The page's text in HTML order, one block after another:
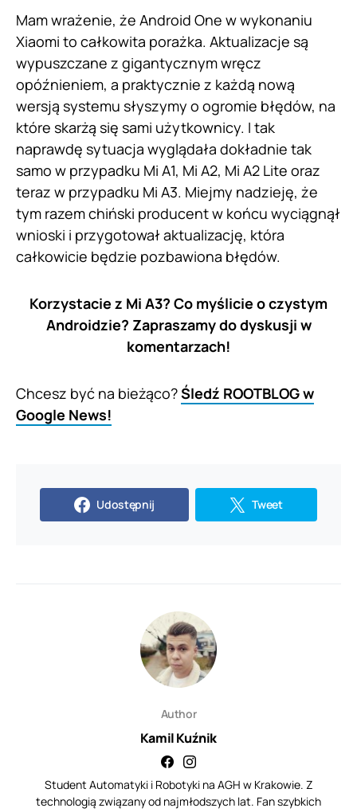
Mam wrażenie, że Android One w wykonaniu
Xiaomi to całkowita porażka. Aktualizacje są
wypuszczane z gigantycznym wręcz
opóźnieniem, a praktycznie z każdą nową
wersją systemu słyszymy o ogromie błędów, na
które skarżą się sami użytkownicy. I tak
naprawdę sytuacja wyglądała dokładnie tak
samo w przypadku Mi A1, Mi A2, Mi A2 Lite oraz
teraz w przypadku Mi A3. Miejmy nadzieję, że
tym razem chiński producent w końcu wyciągnął
wnioski i przygotował aktualizację, która
całkowicie będzie pozbawiona błędów.
Korzystacie z Mi A3? Co myślicie o czystym
Androidzie? Zapraszamy do dyskusji w
komentarzach!
Chcesz być na bieżąco?Śledź ROOTBLOG w
Google News!
Udostępnij Tweet
Author
Kamil Kuźnik
Student Automatyki i Robotyki na AGH w Krakowie. Z
technologią związany od najmłodszych lat. Fan szybkich